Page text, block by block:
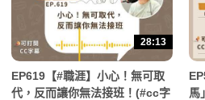
28:13
EP619【#職涯】小心！無可取
代，反而讓你無法接班！(#cc字
馬